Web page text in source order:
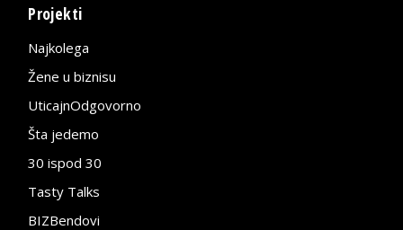
Projekti
Najkolega
Žene u biznisu
UticajnOdgovorno
Šta jedemo
30 ispod 30
Tasty Talks
BIZBendovi